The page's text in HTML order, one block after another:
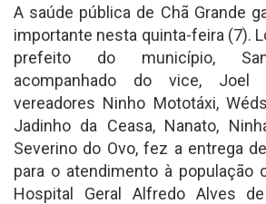
A saúde pública de Chã Grande
importante nesta quinta-feira (7).
prefeito do município,
acompanhado do vice,
vereadores Ninho Mototáxi,
Jadinho da Ceasa, Nanato,
Severino do Ovo, fez a entrega
para o atendimento à população
Hospital Geral Alfredo Alves